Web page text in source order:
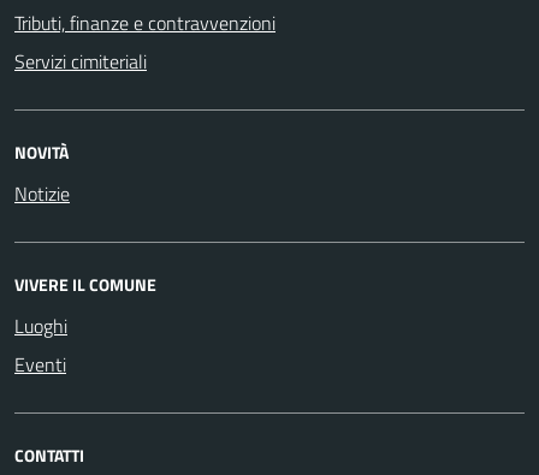
Tributi, finanze e contravvenzioni
Servizi cimiteriali
NOVITÀ
Notizie
VIVERE IL COMUNE
Luoghi
Eventi
CONTATTI